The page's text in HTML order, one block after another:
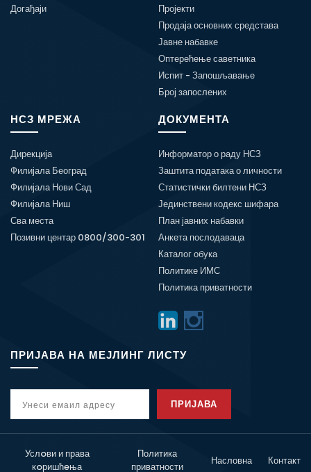
Догађаји
Пројекти
Продаја основних средстава
Јавне набавке
Оптерећење саветника
Испит - Запошљавање
Број запослених
НСЗ МРЕЖА
Дирекција
Филијала Београд
Филијала Нови Сад
Филијала Ниш
Сва места
Позивни центар 0800/300-301
ДОКУМЕНТА
Информатор о раду НСЗ
Заштита података о личности
Статистички билтени НСЗ
Јединствени кодекс шифара
План јавних набавки
Анкета послодаваца
Каталог обука
Политике ИМС
Политика приватности
ПРИЈАВА НА МЕЈЛИНГ ЛИСТУ
ПРИЈАВА
Услoви и права
кoришћeња
Политика
приватности
Насловна Контакт